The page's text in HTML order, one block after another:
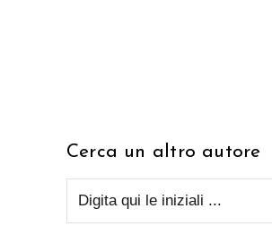
Cerca un altro autore